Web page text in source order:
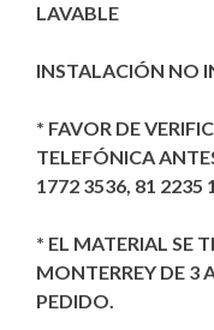
LAVABLE
INSTALACIÓN NO
* FAVOR DE
TELEFÓNICA
1772 3536, 81 2235
* EL MATERIAL SE
MONTERREY DE 3
PEDIDO.